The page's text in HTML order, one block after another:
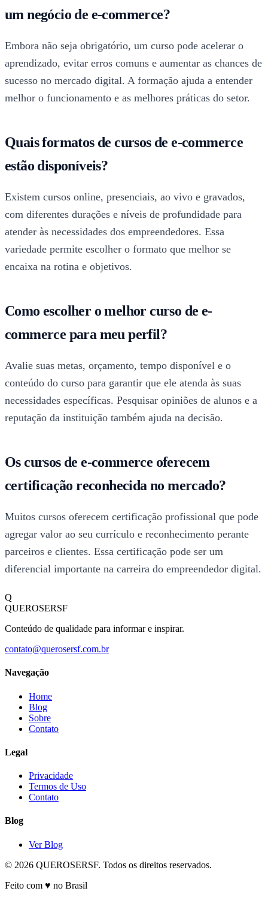
um negócio de e-commerce?
Embora não seja obrigatório, um curso pode acelerar o
aprendizado, evitar erros comuns e aumentar as chances de
sucesso no mercado digital. A formação ajuda a entender
melhor o funcionamento e as melhores práticas do setor.
Quais formatos de cursos de e-commerce
estão disponíveis?
Existem cursos online, presenciais, ao vivo e gravados,
com diferentes durações e níveis de profundidade para
atender às necessidades dos empreendedores. Essa
variedade permite escolher o formato que melhor se
encaixa na rotina e objetivos.
Como escolher o melhor curso de e-
commerce para meu perfil?
Avalie suas metas, orçamento, tempo disponível e o
conteúdo do curso para garantir que ele atenda às suas
necessidades específicas. Pesquisar opiniões de alunos e a
reputação da instituição também ajuda na decisão.
Os cursos de e-commerce oferecem
certificação reconhecida no mercado?
Muitos cursos oferecem certificação profissional que pode
agregar valor ao seu currículo e reconhecimento perante
parceiros e clientes. Essa certificação pode ser um
diferencial importante na carreira do empreendedor digital.
Q
QUEROSERSF
Conteúdo de qualidade para informar e inspirar.
contato@querosersf.com.br
Navegação
Home
Blog
Sobre
Contato
Legal
Privacidade
Termos de Uso
Contato
Blog
Ver Blog
© 2026 QUEROSERSF. Todos os direitos reservados.
Feito com ♥ no Brasil